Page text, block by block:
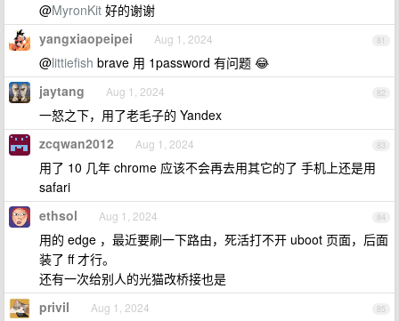
@MyronKit 好的谢谢
81
yangxiaopeipei Aug 1, 2024
@littiefish brave 用 1password 有问题 😂
82
jaytang Aug 1, 2024
一怒之下，用了老毛子的 Yandex
83
zcqwan2012 Aug 1, 2024
用了 10 几年 chrome 应该不会再去用其它的了 手机上还是用
safari
84
ethsol Aug 1, 2024
用的 edge ，最近要刷一下路由，死活打不开 uboot 页面，后面
装了 ff 才行。
还有一次给别人的光猫改桥接也是
85
privil Aug 1, 2024